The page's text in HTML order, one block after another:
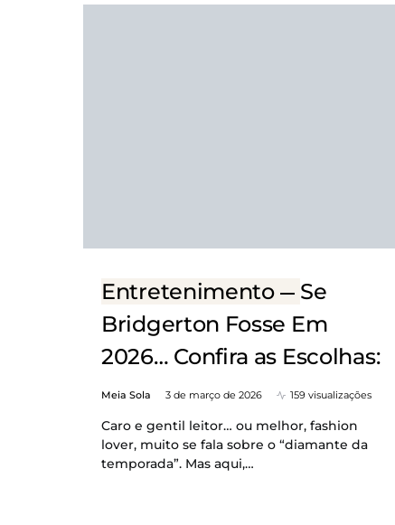
Entretenimento
Se
Bridgerton Fosse Em
2026… Confira as Escolhas:
Meia Sola 3 de março de 2026 159 visualizações
Caro e gentil leitor… ou melhor, fashion
lover, muito se fala sobre o “diamante da
temporada”. Mas aqui,…